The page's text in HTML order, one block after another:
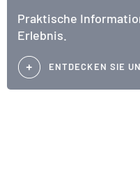
Praktische
Erlebnis.
ENTDECKEN SIE